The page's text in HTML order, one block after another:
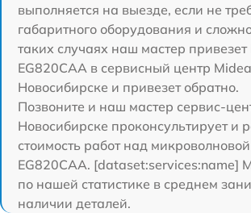
выполняется на выезде, если не
габаритного оборудования и
таких случаях наш мастер привезет
EG820CAA в сервисный центр
Новосибирске и привезет обратно.
Позвоните и наш мастер сервис-
Новосибирске проконсультирует и
стоимость работ над
EG820CAA. [dataset:services:name]
по нашей статистике в среднем
наличии деталей.